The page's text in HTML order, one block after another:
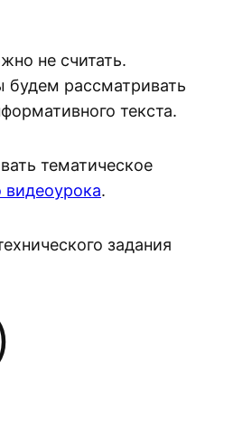
не считать.
рассматривать
текста.
тематическое
видеоурока.
задания